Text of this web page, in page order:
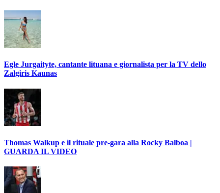
Egle Jurgaityte, cantante lituana e giornalista per la TV dello
Zalgiris Kaunas
Thomas Walkup e il rituale pre-gara alla Rocky Balboa |
GUARDA IL VIDEO